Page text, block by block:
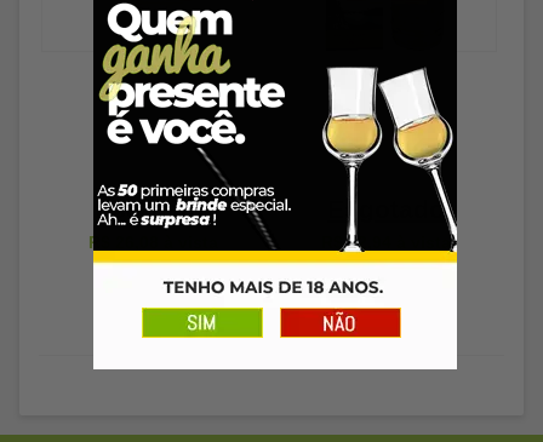
Esgotado
R$ 26,08
Esgotado
R$ 62,94